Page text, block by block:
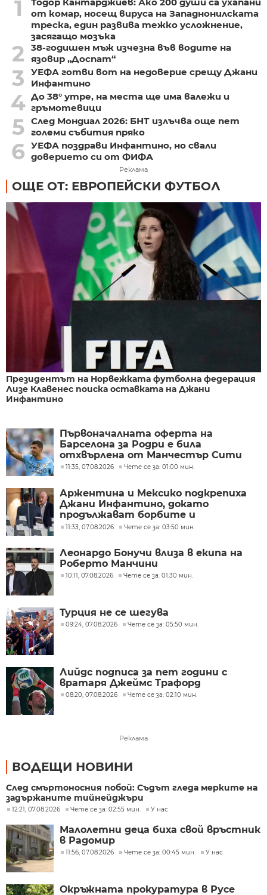
1
от комар, носещ вируса на Западнонилската
треска, един развива тежко усложнение,
засягащо мозъка
2
38-годишен мъж изчезна във водите на
язовир „Доспат“
3
УЕФА готви вот на недоверие срещу Джани
Инфантино
4 До 38° утре, на места ще има валежи и
гръмотевици
5 След Мондиал 2026: БНТ излъчва още пет
големи събития пряко
6 УЕФА поздрави Инфантино, но свали
доверието си от ФИФА
Реклама
ОЩЕ ОТ: ЕВРОПЕЙСКИ ФУТБОЛ
Президентът на Норвежката футболна федерация
Лизе Клавенес поиска оставката на Джани
Инфантино
Първоначалната оферта на
Барселона за Родри е била
отхвърлена от Манчестър Сити
11:35, 07.08.2026 Чете се за: 01:00 мин.
Аржентина и Мексико подкрепиха
Джани Инфантино, докато
продължават борбите и
разногласията във ФИФА
11:33, 07.08.2026 Чете се за: 03:50 мин.
Леонардо Бонучи влиза в екипа на
Роберто Манчини
10:11, 07.08.2026 Чете се за: 01:30 мин.
Турция не се шегува
09:24, 07.08.2026 Чете се за: 05:50 мин.
Лийдс подписа за пет години с
вратаря Джеймс Трафорд
08:20, 07.08.2026 Чете се за: 02:10 мин.
Реклама
ВОДЕЩИ НОВИНИ
След смъртоносния побой: Съдът гледа мерките на
задържаните тийнейджъри
12:21, 07.08.2026 Чете се за: 02:55 мин. У нас
Малолетни деца биха свой връстник
в Радомир
11:56, 07.08.2026 Чете се за: 00:45 мин. У нас
Окръжната прокуратура в Русе